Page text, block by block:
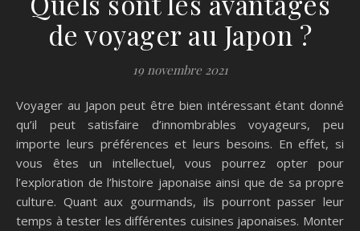
de voyager au Japon ?
19 novembre 2021
Voyager au Japon peut être bien intéressant étant donné
qu’il peut satisfaire d’innombrables voyageurs, peu
importe leurs préférences et leurs besoins. En effet, si
vous êtes un intellectuel, vous pourrez opter pour
l’exploration de l’histoire japonaise ainsi que de sa propre
culture. Quant aux gourmands, ils pourront passer leur
temps à tester les différentes cuisines japonaises. Monter